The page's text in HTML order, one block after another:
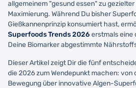
allgemeinem "gesund essen" zu
Maximierung. Während Du bisher
Gießkannenprinzip konsumiert hast,
Superfoods Trends 2026erstmals eine
Deine Biomarker abgestimmte
Dieser Artikel zeigt Dir die fünf
die 2026 zum Wendepunkt machen: von
Bewegung über innovative Algen-